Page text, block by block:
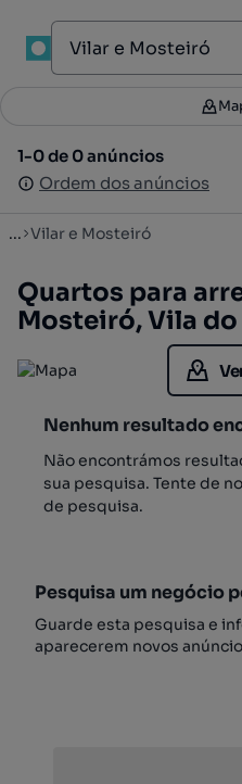
1-0 de 0 anúncios
Ordem dos anúncios
1-0 de 0 anúncios
Ordem dos anúncios
... Vilar e Mosteiró
Quartos para
Mosteiró, Vila
Nenhum resultado
Não encontrámos
sua pesquisa. Tente de
de pesquisa.
Pesquisa um negócio
Guarde esta pesquisa e
aparecerem novos